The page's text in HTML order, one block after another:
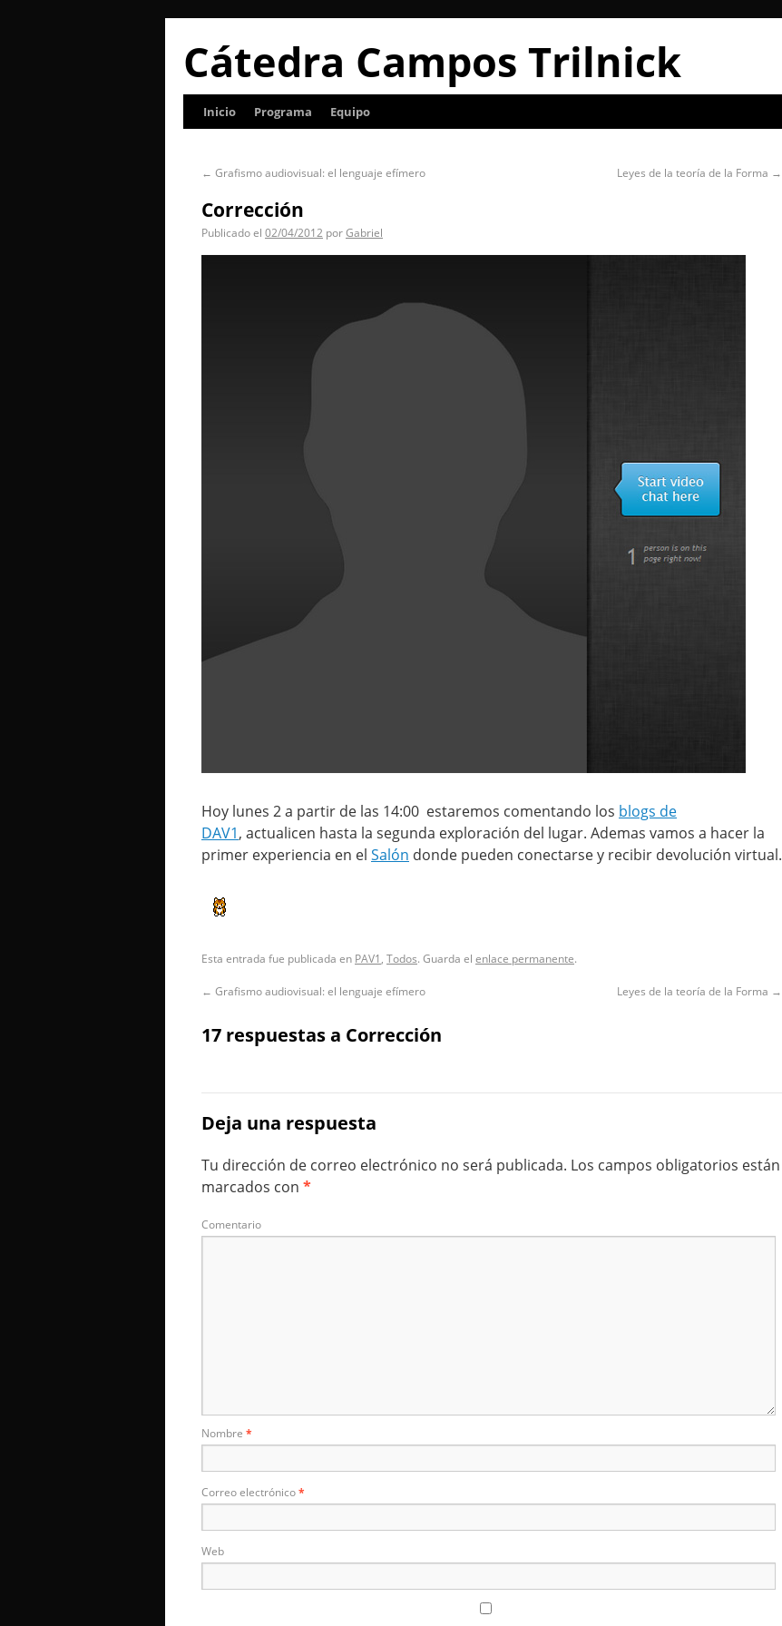
Cátedra Campos Trilnick
Inicio Programa Equipo
← Grafismo audiovisual: el lenguaje efímero Leyes de la teoría de la Forma →
Corrección
Publicado el 02/04/2012 porGabriel
Hoy lunes 2 a partir de las 14:00 estaremos comentando los blogs de
DAV1, actualicen hasta la segunda exploración del lugar. Ademas vamos a hacer la
primer experiencia en el Salón donde pueden conectarse y recibir devolución virtual.
Esta entrada fue publicada en PAV1 , Todos. Guarda el enlace permanente.
← Grafismo audiovisual: el lenguaje efímero Leyes de la teoría de la Forma →
17 respuestas a Corrección
Deja una respuesta
Tu dirección de correo electrónico no será publicada. Los campos obligatorios están
marcados con *
Comentario
Nombre *
Correo electrónico*
Web